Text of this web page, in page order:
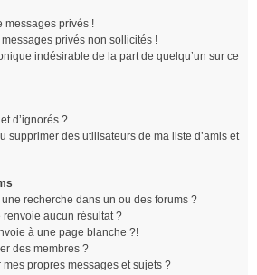
messages privés !
privés non sollicités !
indésirable de la part de quelqu’un sur ce
d’ignorés ?
supprimer des utilisateurs de ma liste d’amis et
recherche dans un ou des forums ?
aucun résultat ?
à une page blanche ?!
des membres ?
propres messages et sujets ?